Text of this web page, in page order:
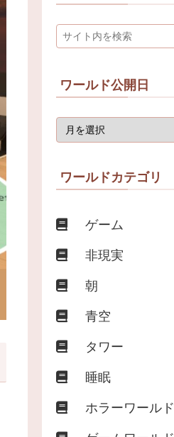
ワールド公開日
ワールドカテゴリ
ゲーム
非現実
朝
青空
タワー
睡眠
ホラーワールド